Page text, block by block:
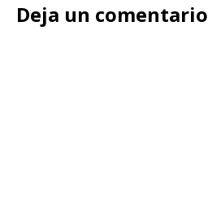
Deja un comentario